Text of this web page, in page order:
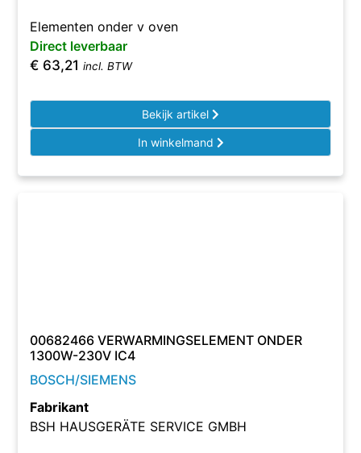
Elementen onder v oven
Direct leverbaar
€ 63,21 incl. BTW
Bekijk artikel
In winkelmand
00682466 VERWARMINGSELEMENT ONDER
1300W-230V IC4
BOSCH/SIEMENS
Fabrikant
BSH HAUSGERÄTE SERVICE GMBH